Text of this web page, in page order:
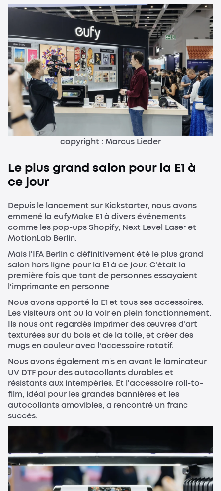
copyright : Marcus Lieder
Le plus grand salon pour la E1 à
ce jour
Depuis le lancement sur Kickstarter, nous avons
emmené la eufyMake E1 à divers événements
comme les pop-ups Shopify, Next Level Laser et
MotionLab Berlin.
Mais l'IFA Berlin a définitivement été le plus grand
salon hors ligne pour la E1 à ce jour. C'était la
première fois que tant de personnes essayaient
l'imprimante en personne.
Nous avons apporté la E1 et tous ses accessoires.
Les visiteurs ont pu la voir en plein fonctionnement.
Ils nous ont regardés imprimer des œuvres d'art
texturées sur du bois et de la toile, et créer des
mugs en couleur avec l'accessoire rotatif.
Nous avons également mis en avant le laminateur
UV DTF pour des autocollants durables et
résistants aux intempéries. Et l'accessoire roll-to-
film, idéal pour les grandes bannières et les
autocollants amovibles, a rencontré un franc
succès.